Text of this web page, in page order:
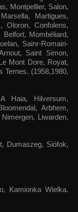
Montpellier, Salon,
Martigues,
Oloron, Confolens,
Mombéliard,
Sainr-Romain-
Saint Simon,
Mont Dore, Royat,
Ternes. (1958,1980,
Haia, Hilversum,
Arbhem,
Liwarden,
Dumaszeg, Siófok,
Kamionka Wielka.